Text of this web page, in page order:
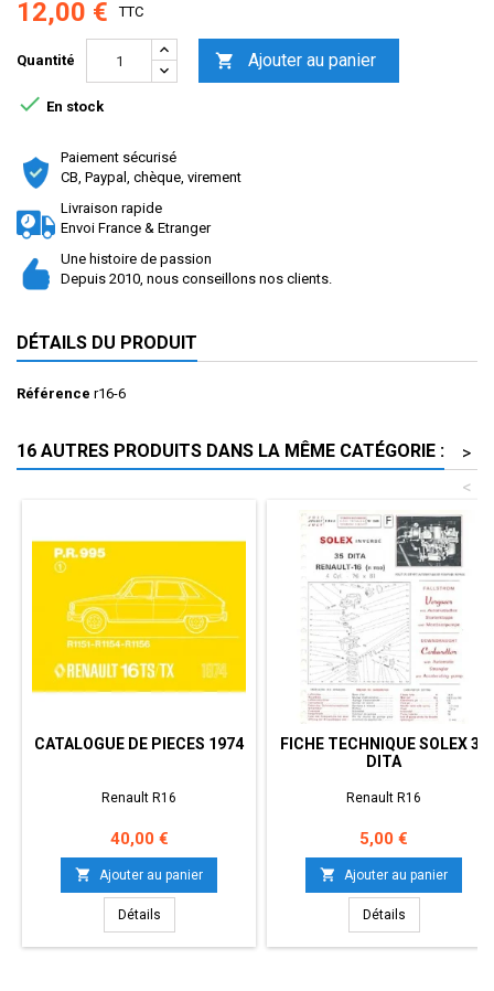
12,00 € TTC
Quantité  Ajouter au panier
 En stock
Paiement sécurisé
CB, Paypal, chèque, virement
Livraison rapide
Envoi France & Etranger
Une histoire de passion
Depuis 2010, nous conseillons nos clients.
DÉTAILS DU PRODUIT
Référence r16-6
16 AUTRES PRODUITS DANS LA MÊME CATÉGORIE :
>
<
CATALOGUE DE PIECES 1974
Renault R16
Prix
40,00 €
 Ajouter au panier
Détails
FICHE TECHNIQUE SOLEX 35
DITA
Renault R16
Prix
5,00 €
 Ajouter au panier
Détails